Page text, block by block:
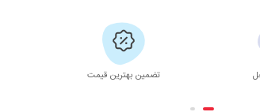
تضمین بهترین قیمت